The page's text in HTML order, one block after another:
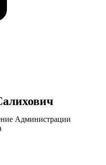
Администрации